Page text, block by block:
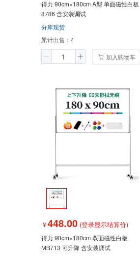
得力 90cm×180cm A型 单面磁性白板
8786 含安装调试
分库现货
累计出售： 4
加入购物车
￥448.00 (登录显示结算价)
得力 90cm×180cm 双面磁性白板
MB713 可升降 含安装调试